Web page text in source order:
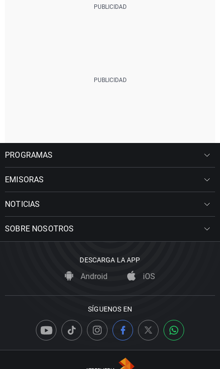
PROGRAMAS
EMISORAS
NOTICIAS
SOBRE NOSOTROS
DESCARGA LA APP
Android iOS
SÍGUENOS EN